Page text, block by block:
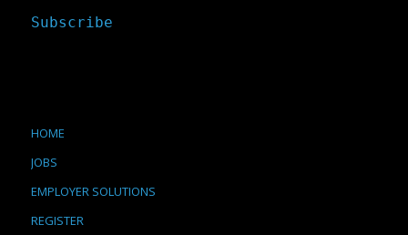
Subscribe
HOME
JOBS
EMPLOYER SOLUTIONS
REGISTER